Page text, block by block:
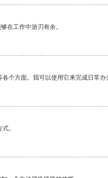
在工作中游刃有余。
个方面。我可以使用它来完成日常办
。